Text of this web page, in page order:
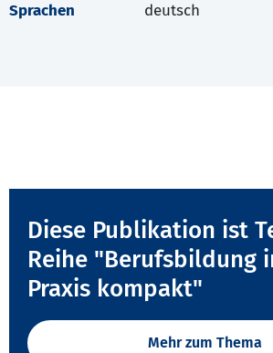
Sprachen
deutsch
Diese Publikation ist
Reihe "Berufsbildung
Praxis kompakt"
Mehr zum Thema